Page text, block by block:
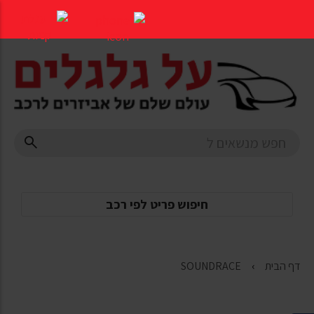
העמוד
חיפוש פריט לפי רכב
דף הבית SOUNDRACE